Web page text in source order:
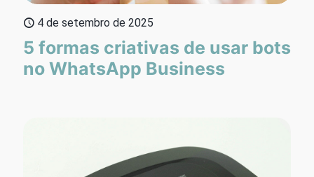
4 de setembro de 2025
5 formas criativas de usar bots
no WhatsApp Business